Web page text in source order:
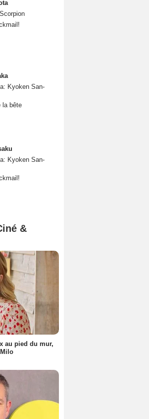
Kyoken San-
la bête
Kyoken San-
&
au pied du mur,